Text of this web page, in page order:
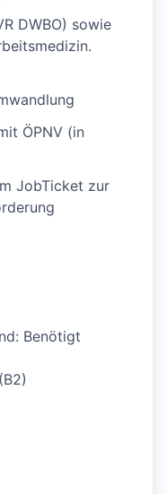
DWBO) sowie
ÖPNV (in
JobTicket zur
Benötigt